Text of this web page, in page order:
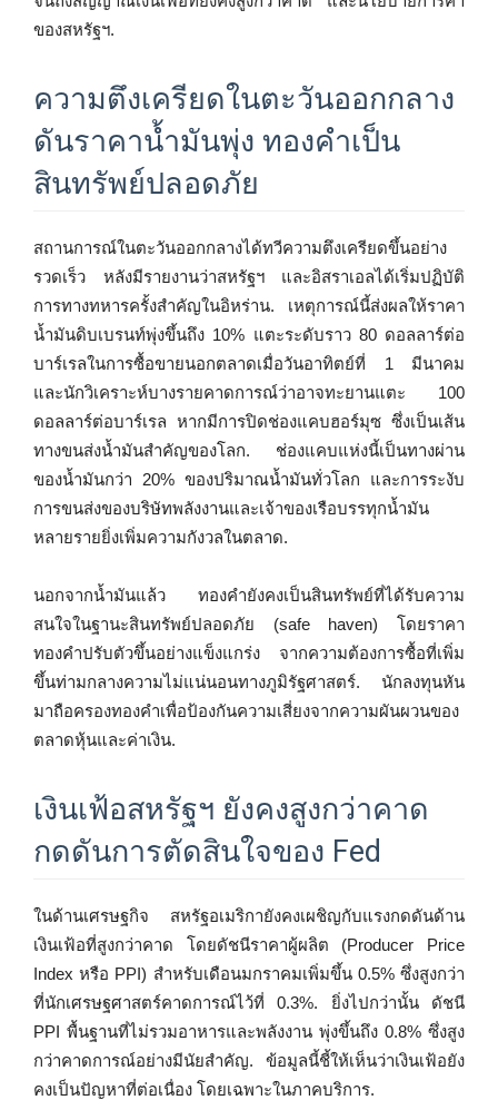
ของสหรัฐฯ.
ความตึงเครียดในตะวันออกกลาง
ดันราคาน้ำมันพุ่ง ทองคำเป็น
สินทรัพย์ปลอดภัย
สถานการณ์ในตะวันออกกลางได้ทวีความตึงเครียดขึ้นอย่าง
รวดเร็ว หลังมีรายงานว่าสหรัฐฯ และอิสราเอลได้เริ่มปฏิบัติ
การทางทหารครั้งสำคัญในอิหร่าน. เหตุการณ์นี้ส่งผลให้ราคา
น้ำมันดิบเบรนท์พุ่งขึ้นถึง 10% แตะระดับราว 80 ดอลลาร์ต่อ
บาร์เรลในการซื้อขายนอกตลาดเมื่อวันอาทิตย์ที่ 1 มีนาคม
และนักวิเคราะห์บางรายคาดการณ์ว่าอาจทะยานแตะ 100
ดอลลาร์ต่อบาร์เรล หากมีการปิดช่องแคบฮอร์มุซ ซึ่งเป็นเส้น
ทางขนส่งน้ำมันสำคัญของโลก. ช่องแคบแห่งนี้เป็นทางผ่าน
ของน้ำมันกว่า 20% ของปริมาณน้ำมันทั่วโลก และการระงับ
การขนส่งของบริษัทพลังงานและเจ้าของเรือบรรทุกน้ำมัน
หลายรายยิ่งเพิ่มความกังวลในตลาด.
นอกจากน้ำมันแล้ว ทองคำยังคงเป็นสินทรัพย์ที่ได้รับความ
สนใจในฐานะสินทรัพย์ปลอดภัย (safe haven) โดยราคา
ทองคำปรับตัวขึ้นอย่างแข็งแกร่ง จากความต้องการซื้อที่เพิ่ม
ขึ้นท่ามกลางความไม่แน่นอนทางภูมิรัฐศาสตร์. นักลงทุนหัน
มาถือครองทองคำเพื่อป้องกันความเสี่ยงจากความผันผวนของ
ตลาดหุ้นและค่าเงิน.
เงินเฟ้อสหรัฐฯ ยังคงสูงกว่าคาด
กดดันการตัดสินใจของ Fed
ในด้านเศรษฐกิจ สหรัฐอเมริกายังคงเผชิญกับแรงกดดันด้าน
เงินเฟ้อที่สูงกว่าคาด โดยดัชนีราคาผู้ผลิต (Producer Price
Index หรือ PPI) สำหรับเดือนมกราคมเพิ่มขึ้น 0.5% ซึ่งสูงกว่า
ที่นักเศรษฐศาสตร์คาดการณ์ไว้ที่ 0.3%. ยิ่งไปกว่านั้น ดัชนี
PPI พื้นฐานที่ไม่รวมอาหารและพลังงาน พุ่งขึ้นถึง 0.8% ซึ่งสูง
กว่าคาดการณ์อย่างมีนัยสำคัญ. ข้อมูลนี้ชี้ให้เห็นว่าเงินเฟ้อยัง
คงเป็นปัญหาที่ต่อเนื่อง โดยเฉพาะในภาคบริการ.